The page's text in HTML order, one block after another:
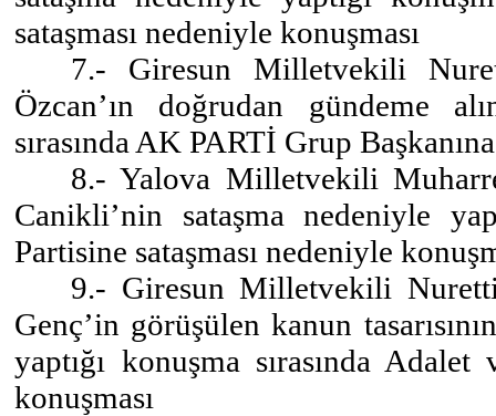
sataşması nedeniyle konuşması
7.- Giresun Milletvekili
Özcan’ın doğrudan gündeme
sırasında AK PARTİ Grup
8.- Yalova Milletvekili
Canikli’nin sataşma nedeniyle
Partisine sataşması nedeniyle
9.- Giresun Milletvekili
Genç’in görüşülen kanun
yaptığı konuşma sırasında
konuşması